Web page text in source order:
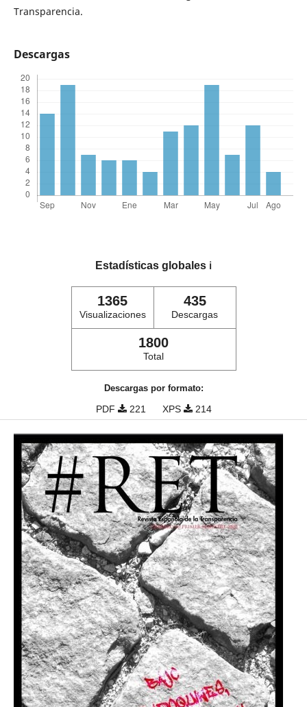
Transparencia.
Descargas
Estadísticas globales ℹ️
1365
Visualizaciones
435
Descargas
1800
Total
Descargas por formato:
PDF 221 XPS 214